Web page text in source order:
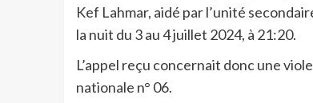
Kef Lahmar, aidé par l’unité
la nuit du 3 au 4 juillet 2024, à 21:20.
L’appel reçu concernait donc une
nationale n° 06.